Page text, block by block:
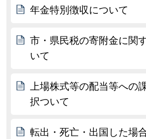
年金特別徴収について
市・県民税の寄附金に関
いて
上場株式等の配当等への
択ついて
転出・死亡・出国した場